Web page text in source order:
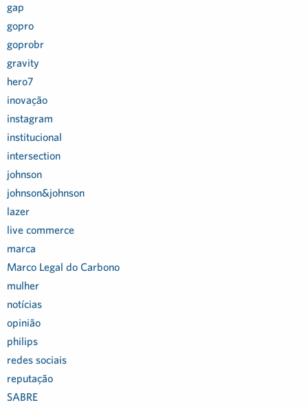
gap
gopro
goprobr
gravity
hero7
inovação
instagram
institucional
intersection
johnson
johnson&johnson
lazer
live commerce
marca
Marco Legal do Carbono
mulher
notícias
opinião
philips
redes sociais
reputação
SABRE